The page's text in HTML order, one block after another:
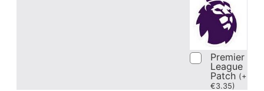
Premier
League
Patch (+
€3.35)